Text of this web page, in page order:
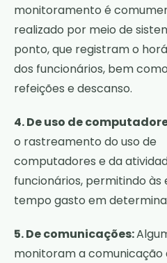
monitoramento é
realizado por meio de
ponto, que registram o
dos funcionários, bem
refeições e descanso.
4. De uso de
o rastreamento do uso de
computadores e da
funcionários, permitindo
tempo gasto em
5. De comunicações:
monitoram a comunicação